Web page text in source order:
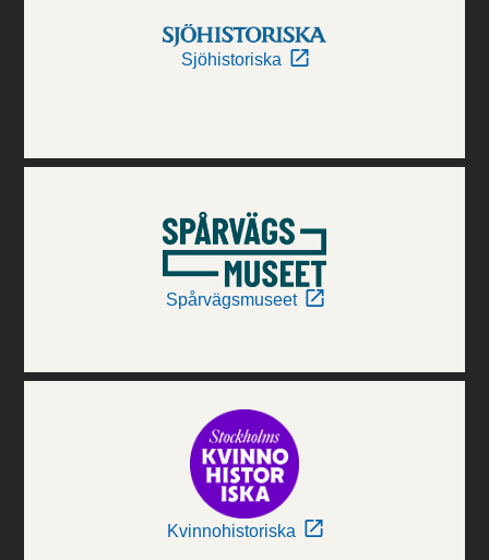
Sjöhistoriska
Spårvägsmuseet
Kvinnohistoriska